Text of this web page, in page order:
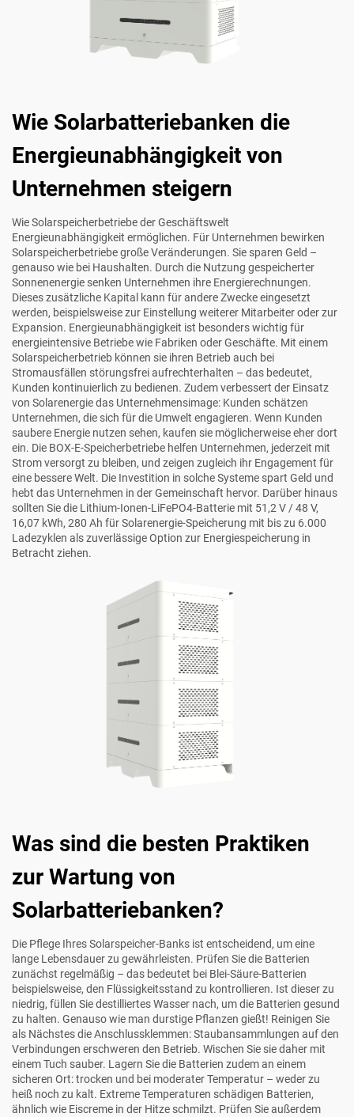
Wie Solarbatteriebanken die
Energieunabhängigkeit von
Unternehmen steigern
Wie Solarspeicherbetriebe der Geschäftswelt
Energieunabhängigkeit ermöglichen. Für Unternehmen bewirken
Solarspeicherbetriebe große Veränderungen. Sie sparen Geld –
genauso wie bei Haushalten. Durch die Nutzung gespeicherter
Sonnenenergie senken Unternehmen ihre Energierechnungen.
Dieses zusätzliche Kapital kann für andere Zwecke eingesetzt
werden, beispielsweise zur Einstellung weiterer Mitarbeiter oder zur
Expansion. Energieunabhängigkeit ist besonders wichtig für
energieintensive Betriebe wie Fabriken oder Geschäfte. Mit einem
Solarspeicherbetrieb können sie ihren Betrieb auch bei
Stromausfällen störungsfrei aufrechterhalten – das bedeutet,
Kunden kontinuierlich zu bedienen. Zudem verbessert der Einsatz
von Solarenergie das Unternehmensimage: Kunden schätzen
Unternehmen, die sich für die Umwelt engagieren. Wenn Kunden
saubere Energie nutzen sehen, kaufen sie möglicherweise eher dort
ein. Die BOX-E-Speicherbetriebe helfen Unternehmen, jederzeit mit
Strom versorgt zu bleiben, und zeigen zugleich ihr Engagement für
eine bessere Welt. Die Investition in solche Systeme spart Geld und
hebt das Unternehmen in der Gemeinschaft hervor. Darüber hinaus
sollten Sie die Lithium-Ionen-LiFePO4-Batterie mit 51,2 V / 48 V,
16,07 kWh, 280 Ah für Solarenergie-Speicherung mit bis zu 6.000
Ladezyklen als zuverlässige Option zur Energiespeicherung in
Betracht ziehen.
Was sind die besten Praktiken
zur Wartung von
Solarbatteriebanken?
Die Pflege Ihres Solarspeicher-Banks ist entscheidend, um eine
lange Lebensdauer zu gewährleisten. Prüfen Sie die Batterien
zunächst regelmäßig – das bedeutet bei Blei-Säure-Batterien
beispielsweise, den Flüssigkeitsstand zu kontrollieren. Ist dieser zu
niedrig, füllen Sie destilliertes Wasser nach, um die Batterien gesund
zu halten. Genauso wie man durstige Pflanzen gießt! Reinigen Sie
als Nächstes die Anschlussklemmen: Staubansammlungen auf den
Verbindungen erschweren den Betrieb. Wischen Sie sie daher mit
einem Tuch sauber. Lagern Sie die Batterien zudem an einem
sicheren Ort: trocken und bei moderater Temperatur – weder zu
heiß noch zu kalt. Extreme Temperaturen schädigen Batterien,
ähnlich wie Eiscreme in der Hitze schmilzt. Prüfen Sie außerdem